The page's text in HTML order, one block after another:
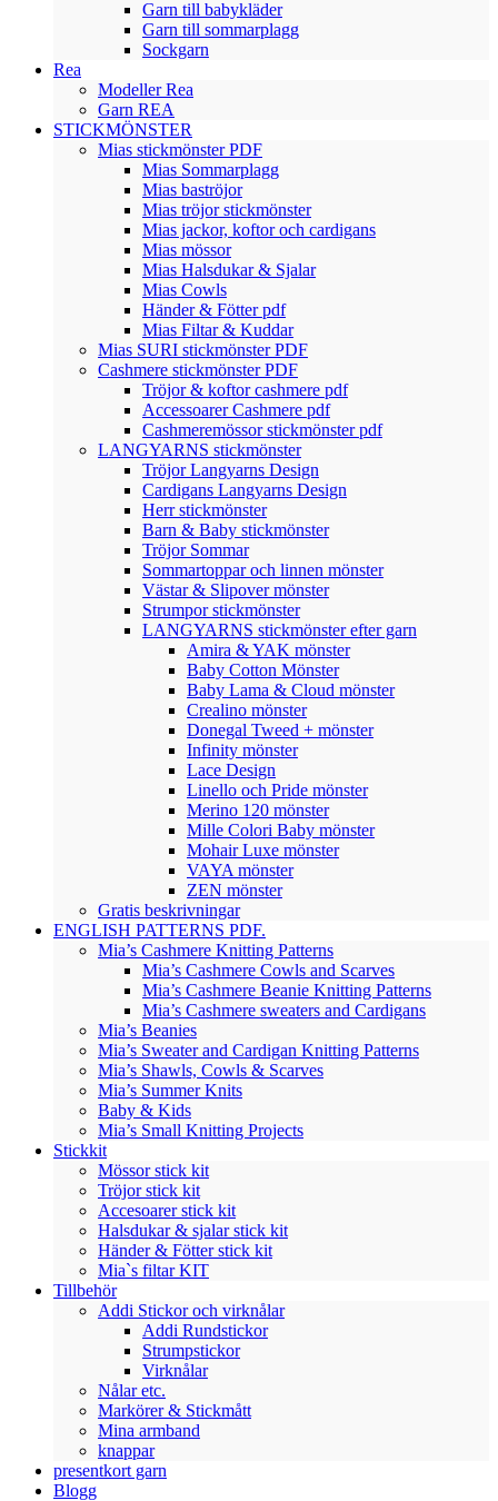
Garn till babykläder
Garn till sommarplagg
Sockgarn
Rea
Modeller Rea
Garn REA
STICKMÖNSTER
Mias stickmönster PDF
Mias Sommarplagg
Mias baströjor
Mias tröjor stickmönster
Mias jackor, koftor och cardigans
Mias mössor
Mias Halsdukar & Sjalar
Mias Cowls
Händer & Fötter pdf
Mias Filtar & Kuddar
Mias SURI stickmönster PDF
Cashmere stickmönster PDF
Tröjor & koftor cashmere pdf
Accessoarer Cashmere pdf
Cashmeremössor stickmönster pdf
LANGYARNS stickmönster
Tröjor Langyarns Design
Cardigans Langyarns Design
Herr stickmönster
Barn & Baby stickmönster
Tröjor Sommar
Sommartoppar och linnen mönster
Västar & Slipover mönster
Strumpor stickmönster
LANGYARNS stickmönster efter garn
Amira & YAK mönster
Baby Cotton Mönster
Baby Lama & Cloud mönster
Crealino mönster
Donegal Tweed + mönster
Infinity mönster
Lace Design
Linello och Pride mönster
Merino 120 mönster
Mille Colori Baby mönster
Mohair Luxe mönster
VAYA mönster
ZEN mönster
Gratis beskrivningar
ENGLISH PATTERNS PDF.
Mia’s Cashmere Knitting Patterns
Mia’s Cashmere Cowls and Scarves
Mia’s Cashmere Beanie Knitting Patterns
Mia’s Cashmere sweaters and Cardigans
Mia’s Beanies
Mia’s Sweater and Cardigan Knitting Patterns
Mia’s Shawls, Cowls & Scarves
Mia’s Summer Knits
Baby & Kids
Mia’s Small Knitting Projects
Stickkit
Mössor stick kit
Tröjor stick kit
Accesoarer stick kit
Halsdukar & sjalar stick kit
Händer & Fötter stick kit
Mia`s filtar KIT
Tillbehör
Addi Stickor och virknålar
Addi Rundstickor
Strumpstickor
Virknålar
Nålar etc.
Markörer & Stickmått
Mina armband
knappar
presentkort garn
Blogg